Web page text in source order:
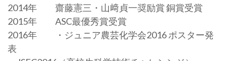
2014年 齋藤憲三・山﨑貞一奨励賞 銅賞受賞
2015年 ASC最優秀賞受賞
2016年 ・ジュニア農芸化学会2016 ポスター発
表